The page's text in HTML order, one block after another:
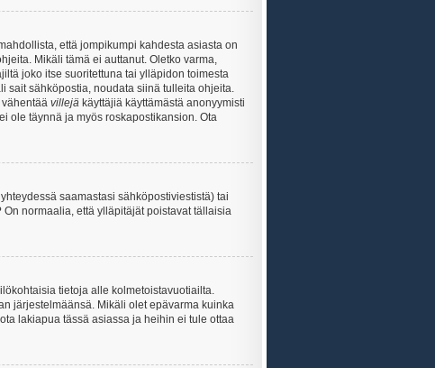
että jompikumpi kahdesta asiasta on
Mikäli tämä ei auttanut. Oletko varma,
joko itse suoritettuna tai ylläpidon toimesta
sait sähköpostia, noudata siinä tulleita ohjeita.
villejä käyttäjiä käyttämästä anonyymisti
ole täynnä ja myös roskapostikansion. Ota
saamastasi sähköpostiviestistä) tai
normaalia, että ylläpitäjät poistavat tällaisia
tietoja alle kolmetoistavuotiailta.
järjestelmäänsä. Mikäli olet epävarma kuinka
lakiapua tässä asiassa ja heihin ei tule ottaa